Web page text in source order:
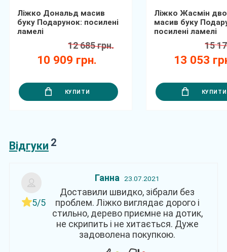
Ліжко Дональд масив
буку Подарунок: посилені
ламелі
10 909 грн.
12 685 грн.
КУПИТИ
Ліжко Жасмін
масив буку
посилені ламелі
13 053
15
КУПИТИ
Відгуки 2
5/5
Ганна 23.07.2021
Доставили швидко, зібрали без
проблем. Ліжко виглядає дорого і
стильно, дерево приємне на дотик,
не скрипить і не хитається. Дуже
задоволена покупкою.